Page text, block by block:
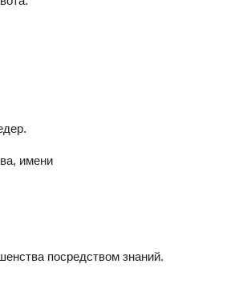
имени
посредством знаний.